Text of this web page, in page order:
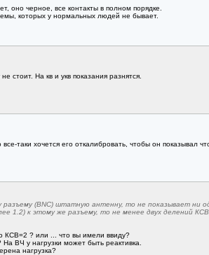
оно черное, все контакты в полном порядке.
которых у нормальных людей не бывает.
стоит. На кв и укв показания разнятся.
таки хочется его откалибровать, чтобы он
разъему (BNC) штатную антенну, то не показывает ни
1.2) к этому же разъему, то не менее двух делений
КСВ=2 ? или ... что вы имели ввиду?
На ВЧ у нагрузки может быть реактивка.
нагрузка?